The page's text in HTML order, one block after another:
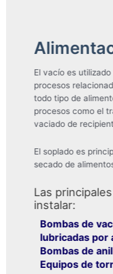
Artes
El uso del vacío
en el sector de
ELMO
los fabricantes
Las
instalar:
lubricadas
Equipos de
Turbina de